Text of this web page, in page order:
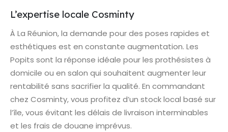
L’expertise locale Cosminty
À La Réunion, la demande pour des poses rapides et
esthétiques est en constante augmentation. Les
Popits sont la réponse idéale pour les prothésistes à
domicile ou en salon qui souhaitent augmenter leur
rentabilité sans sacrifier la qualité. En commandant
chez Cosminty, vous profitez d’un stock local basé sur
l’île, vous évitant les délais de livraison interminables
et les frais de douane imprévus.